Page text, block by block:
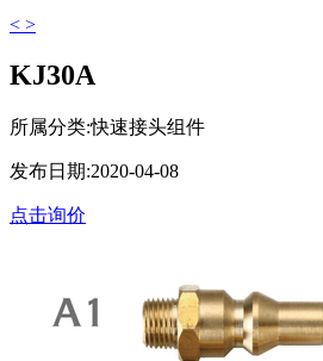
< >
KJ30A
所属分类:快速接头组件
发布日期:2020-04-08
点击询价